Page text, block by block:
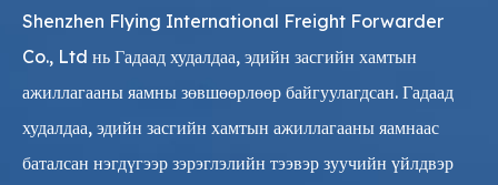
Shenzhen Flying International Freight Forwarder
Co., Ltd нь Гадаад худалдаа, эдийн засгийн хамтын
ажиллагааны яамны зөвшөөрлөөр байгуулагдсан. Гадаад
худалдаа, эдийн засгийн хамтын ажиллагааны яамнаас
баталсан нэгдүгээр зэрэглэлийн тээвэр зуучийн үйлдвэр